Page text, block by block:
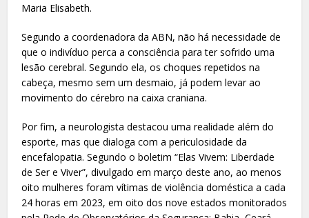
Maria Elisabeth.
Segundo a coordenadora da ABN, não há necessidade de
que o indivíduo perca a consciência para ter sofrido uma
lesão cerebral. Segundo ela, os choques repetidos na
cabeça, mesmo sem um desmaio, já podem levar ao
movimento do cérebro na caixa craniana.
Por fim, a neurologista destacou uma realidade além do
esporte, mas que dialoga com a periculosidade da
encefalopatia. Segundo o boletim “Elas Vivem: Liberdade
de Ser e Viver”, divulgado em março deste ano, ao menos
oito mulheres foram vítimas de violência doméstica a cada
24 horas em 2023, em oito dos nove estados monitorados